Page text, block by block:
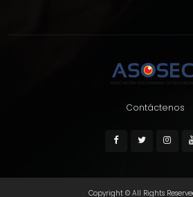
Contáctenos
Copyright © All Rights